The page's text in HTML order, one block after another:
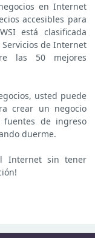
en Internet
accesibles para
está clasificada
de Internet
las 50 mejores
usted puede
crear un negocio
de ingreso
duerme.
Internet sin tener